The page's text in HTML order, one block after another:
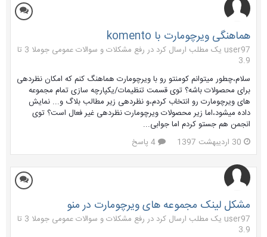
هماهنگی ویرچومارت با komento
user97 یک مطلب ارسال کرد در
رفع مشکلات و سوالات عمومی جوملا 3 تا
3.9
سلام،چطور میتوانم کومنتو رو با ویرچومارت هماهنگ کنم که امکان نظردهی
برای محصولات باشه؟ توی قسمت تنظیمات/یکپارچه سازی تمام مجموعه
های ویرچومارت رو انتخاب کردم،و نظردهی زیر مطالب بلاگ و... نمایش
داده میشود،اما زیر محصولات ویرچومارت نظردهی غیر فعال است؟ توی
انجمن هم جستو کردم اما جوابی...
30 اردیبهشت 1397
مشکل لینک مجموعه های ویرچومارت در منو
user97 یک مطلب ارسال کرد در
رفع مشکلات و سوالات عمومی جوملا 3 تا
3.9